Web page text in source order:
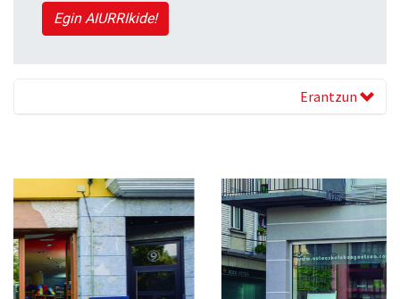
Egin AIURRIkide!
Erantzun